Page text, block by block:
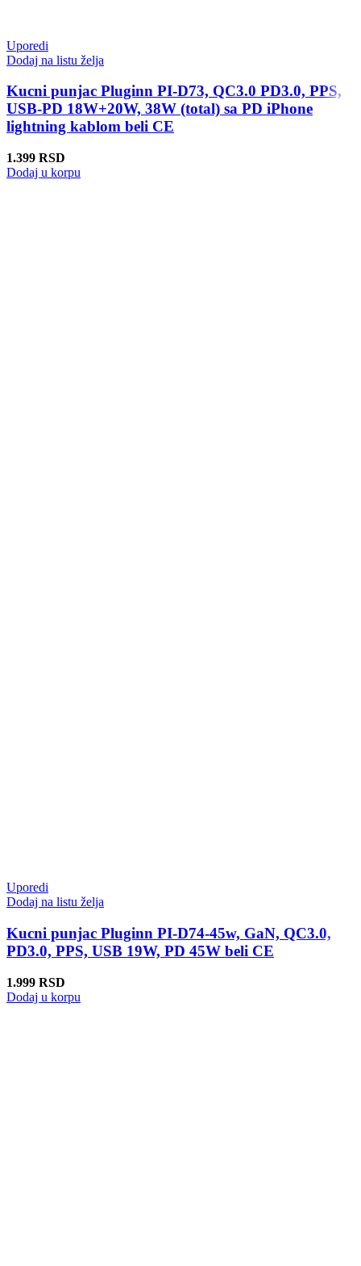
Uporedi
Dodaj na listu želja
Kucni punjac Pluginn PI-D73, QC3.0 PD3.0, PPS,
USB-PD 18W+20W, 38W (total) sa PD iPhone
lightning kablom beli CE
1.399 RSD
Dodaj u korpu
Uporedi
Dodaj na listu želja
Kucni punjac Pluginn PI-D74-45w, GaN, QC3.0,
PD3.0, PPS, USB 19W, PD 45W beli CE
1.999 RSD
Dodaj u korpu